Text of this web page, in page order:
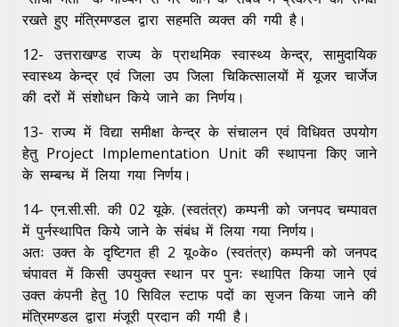
रखते हुए मंत्रिमण्डल द्वारा सहमति व्यक्त की गयी है।
12- उत्तराखण्ड राज्य के प्राथमिक स्वास्थ्य केन्द्र, सामुदायिक
स्वास्थ्य केन्द्र एवं जिला उप जिला चिकित्सालयों में यूजर चार्जेज
की दरों में संशोधन किये जाने का निर्णय।
13- राज्य में विद्या समीक्षा केन्द्र के संचालन एवं विधिवत उपयोग
हेतु Project Implementation Unit की स्थापना किए जाने
के सम्बन्ध में लिया गया निर्णय।
14- एन.सी.सी. की 02 यूके. (स्वतंत्र) कम्पनी को जनपद चम्पावत
में पुर्नस्थापित किये जाने के संबंध में लिया गया निर्णय।
अतः उक्त के दृष्टिगत ही 2 यू०के० (स्वतंत्र) कम्पनी को जनपद
चंपावत में किसी उपयुक्त स्थान पर पुनः स्थापित किया जाने एवं
उक्त कंपनी हेतु 10 सिविल स्टाफ पदों का सृजन किया जाने की
मंत्रिमण्डल द्वारा मंजूरी प्रदान की गयी है।